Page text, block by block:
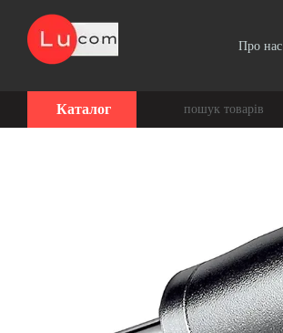
Перейти до основного контенту
Про нас
Каталог